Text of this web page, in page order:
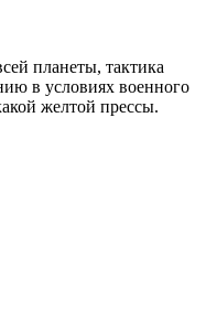
планеты, тактика
в условиях военного
желтой прессы.